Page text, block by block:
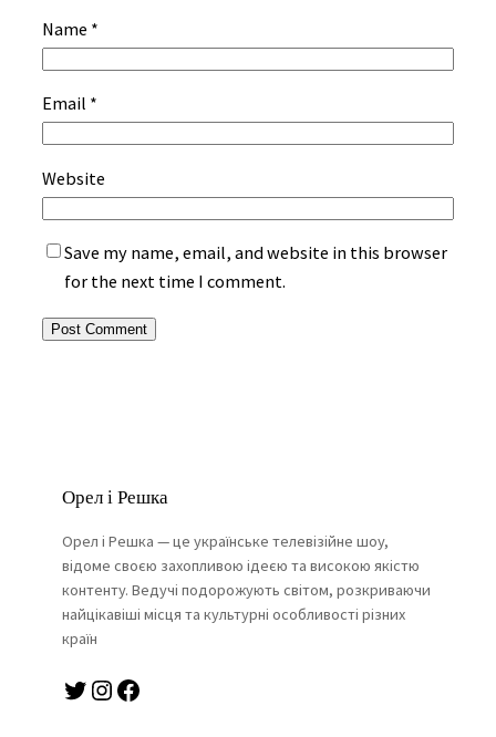
Name *
Email *
Website
Save my name, email, and website in this browser
for the next time I comment.
Орел і Решка
Орел і Решка — це українське телевізійне шоу,
відоме своєю захопливою ідеєю та високою якістю
контенту. Ведучі подорожують світом, розкриваючи
найцікавіші місця та культурні особливості різних
країн
Twitter Instagram Facebook